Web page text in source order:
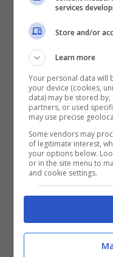
Elettra Lamborghini
services
Store and/or
Learn more
Your personal data will
your device (cookies,
data) may be stored
partners, or used
may use precise
Some vendors may
of legitimate interest,
your options below.
or in the site menu to
and cookie settings.